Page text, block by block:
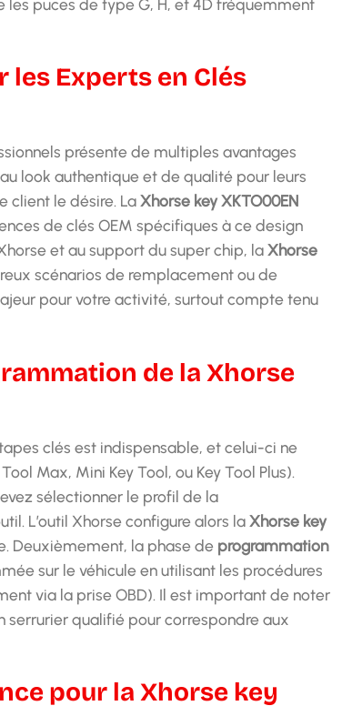
les Experts en Clés
présente de multiples avantages
look authentique et de qualité pour leurs
client le désire. LaXhorse key XKTO00EN
de clés OEM spécifiques à ce design
et au support du super chip, laXhorse
scénarios de remplacement ou de
pour votre activité, surtout compte tenu
de la Xhorse
clés est indispensable, et celui-ci ne
Max, Mini Key Tool, ou Key Tool Plus).
sélectionner le profil de la
L’outil Xhorse configure alors laXhorse key
Deuxièmement, la phase de programmation
sur le véhicule en utilisant les procédures
via la prise OBD). Il est important de noter
qualifié pour correspondre aux
pour la Xhorse key